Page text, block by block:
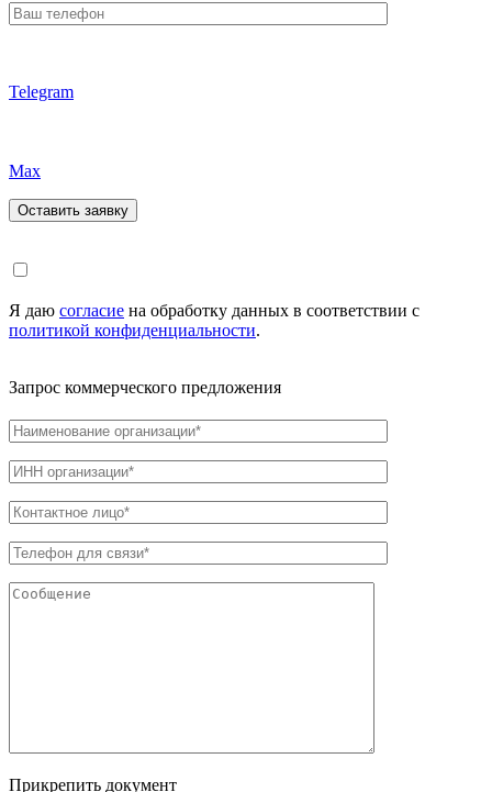
Telegram
Max
Я даю согласие на обработку данных в соответствии с
политикой конфиденциальности.
Запрос коммерческого предложения
Прикрепить документ